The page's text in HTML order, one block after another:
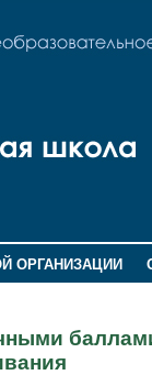
ОРГАНИЗАЦИИ